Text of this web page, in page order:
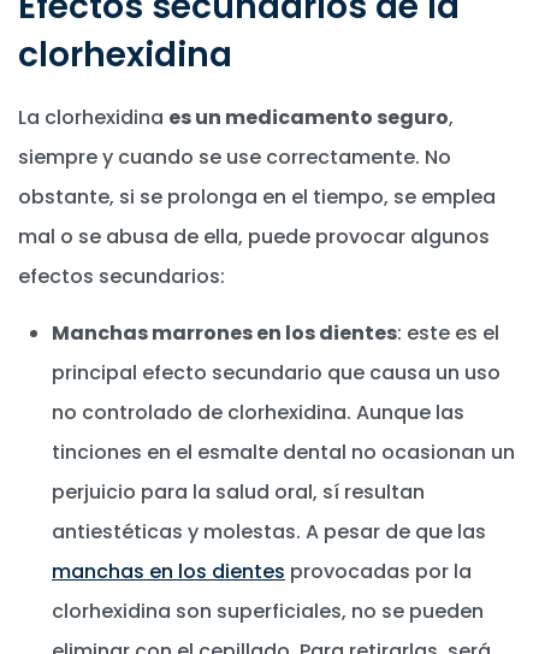
clorhexidina
La clorhexidina es un medicamento seguro,
siempre y cuando se use correctamente. No
obstante, si se prolonga en el tiempo, se emplea
mal o se abusa de ella, puede provocar algunos
efectos secundarios:
Manchas marrones en los dientes: este es el
principal efecto secundario que causa un uso
no controlado de clorhexidina. Aunque las
tinciones en el esmalte dental no ocasionan un
perjuicio para la salud oral, sí resultan
antiestéticas y molestas. A pesar de que las
manchas en los dientes provocadas por la
clorhexidina son superficiales, no se pueden